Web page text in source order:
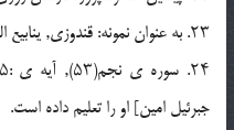
۲۳. به عنوان نمونه: قندوزى, ینابیع الموده, ج ۲ ـ ۱, ص ۳۰۴.
جبرئیل امین] او را تعلیم داده است.